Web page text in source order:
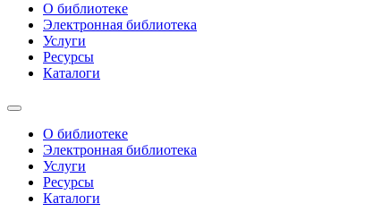
О библиотеке
Электронная библиотека
Услуги
Ресурсы
Каталоги
О библиотеке
Электронная библиотека
Услуги
Ресурсы
Каталоги